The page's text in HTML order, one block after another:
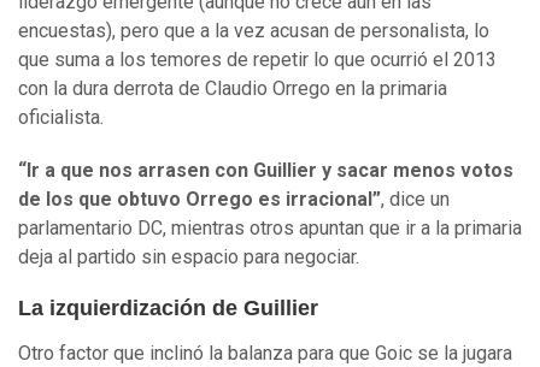
encuestas), pero que a la vez acusan de personalista, lo
que suma a los temores de repetir lo que ocurrió el 2013
con la dura derrota de Claudio Orrego en la primaria
oficialista.
“Ir a que nos arrasen con Guillier y sacar menos votos
de los que obtuvo Orrego es irracional”, dice un
parlamentario DC, mientras otros apuntan que ir a la primaria
deja al partido sin espacio para negociar.
La izquierdización de Guillier
Otro factor que inclinó la balanza para que Goic se la jugara